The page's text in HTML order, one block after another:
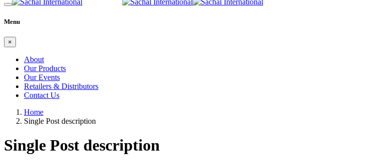
Menu
×
About
Our Products
Our Events
Retailers & Distributors
Contact Us
Home
Single Post description
Single Post description